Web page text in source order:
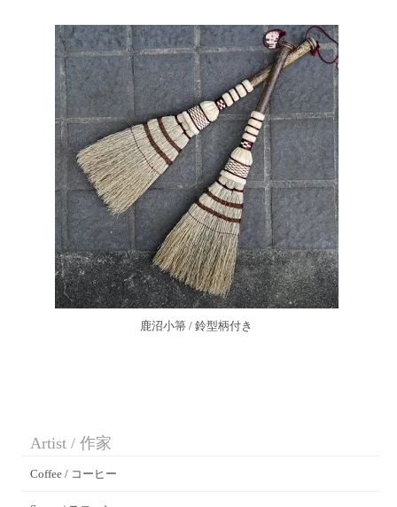
鹿沼小箒 / 鈴型柄付き
Artist / 作家
Coffee / コーヒー